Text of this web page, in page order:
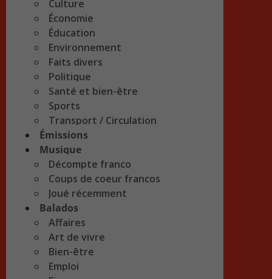
Culture
Économie
Éducation
Environnement
Faits divers
Politique
Santé et bien-être
Sports
Transport / Circulation
Émissions
Musique
Décompte franco
Coups de coeur francos
Joué récemment
Balados
Affaires
Art de vivre
Bien-être
Emploi